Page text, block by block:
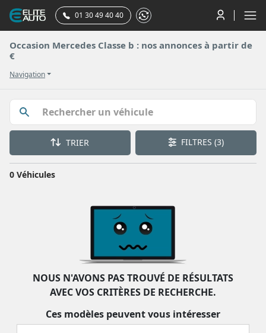
01 30 49 40 40
Occasion Mercedes Classe b : nos annonces à partir de
€
Navigation
TRIER FILTRES(3)
0 Véhicules
NOUS N'AVONS PAS TROUVÉ DE RÉSULTATS
AVEC VOS CRITÈRES DE RECHERCHE.
Ces modèles peuvent vous intéresser